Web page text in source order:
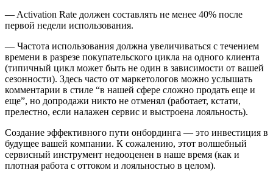
— Activation Rate должен составлять не менее 40% после
первой недели использования.
— Частота использования должна увеличиваться с течением
времени в разрезе покупательского цикла на одного клиента
(типичный цикл может быть не один в зависимости от вашей
сезонности). Здесь часто от маркетологов можно услышать
комментарии в стиле “в нашей сфере сложно продать еще и
еще”, но допродажи никто не отменял (работает, кстати,
прелестно, если налажен сервис и выстроена лояльность).
Создание эффективного пути онбординга — это инвестиция в
будущее вашей компании. К сожалению, этот волшебный
сервисный инструмент недооценен в наше время (как и
плотная работа с оттоком и лояльностью в целом).